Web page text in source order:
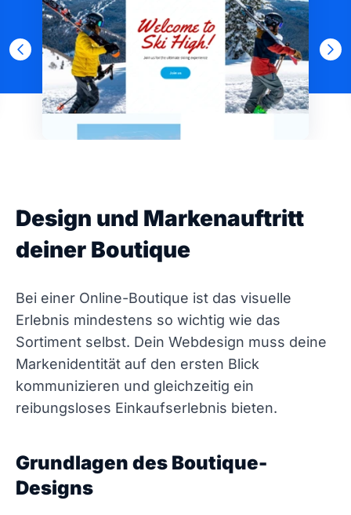
Design und Markenauftritt
deiner Boutique
Bei einer Online-Boutique ist das visuelle
Erlebnis mindestens so wichtig wie das
Sortiment selbst. Dein Webdesign muss deine
Markenidentität auf den ersten Blick
kommunizieren und gleichzeitig ein
reibungsloses Einkaufserlebnis bieten.
Grundlagen des Boutique-
Designs